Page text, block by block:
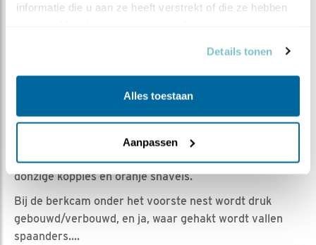
informatie die u aan ze heeft verstrekt of die ze hebben
Details tonen
Alles toestaan
Aanpassen
Hongerige snaveltjes
Nella | Geplaatst op 9 april 2019, 12:16 |
Bewaar dit filmpje|
1175x
De kleintjes worden goed gevoerd, en groeien daardoor
als kool. We krijgen al steeds meer te zien van die
donzige koppies en oranje snavels.
Bij de berkcam onder het voorste nest wordt druk
gebouwd/verbouwd, en ja, waar gehakt wordt vallen
spaanders....